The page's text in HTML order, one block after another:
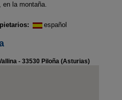
en la montaña.
español
- 33530 Piloña (Asturias)